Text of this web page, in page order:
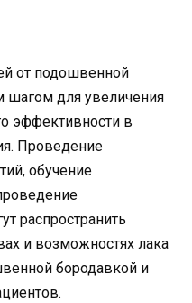
от подошвенной
шагом для увеличения
эффективности в
Проведение
обучение
распространить
и возможностях лака
бородавкой и